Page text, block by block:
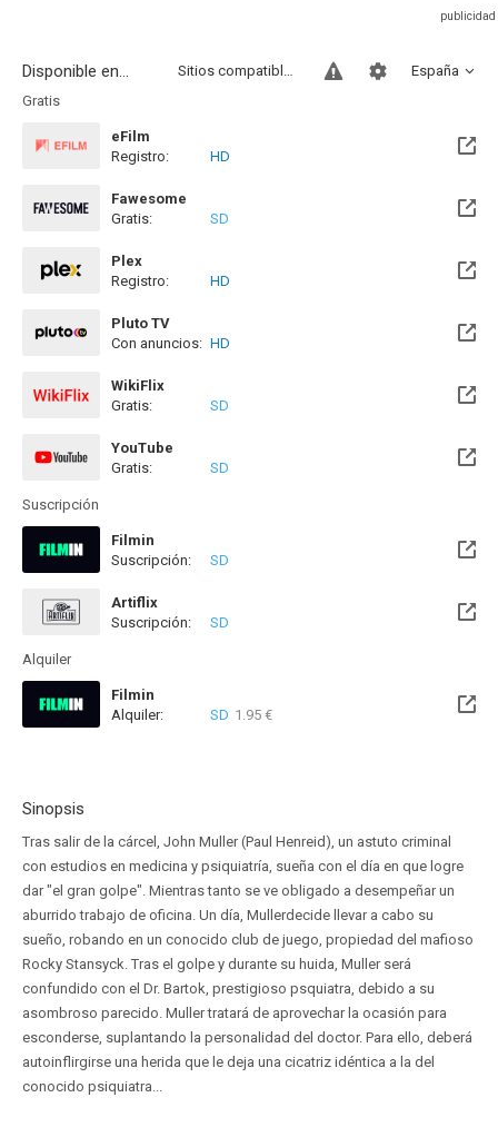
Disponible en... España
Sitios compatibles
Gratis
eFilm
Registro:
HD
Fawesome
Gratis:
SD
Plex
Registro:
HD
Pluto TV
Con anuncios: HD
WikiFlix
Gratis:
SD
YouTube
Gratis:
SD
Suscripción
Filmin
Disponible hasta el Mié, 31 Dic 2031 (Quedan 5 años)
Suscripción: SD
Artiflix
Suscripción:
SD
Alquiler
Filmin
Disponible hasta el Mié, 31 Dic 2031 (Quedan 5 años)
Alquiler: SD 1.95 €
Sinopsis
Tras salir de la cárcel, John Muller (Paul Henreid), un astuto criminal
con estudios en medicina y psiquiatría, sueña con el día en que logre
dar "el gran golpe". Mientras tanto se ve obligado a desempeñar un
aburrido trabajo de oficina. Un día, Mullerdecide llevar a cabo su
sueño, robando en un conocido club de juego, propiedad del mafioso
Rocky Stansyck. Tras el golpe y durante su huida, Muller será
confundido con el Dr. Bartok, prestigioso psquiatra, debido a su
asombroso parecido. Muller tratará de aprovechar la ocasión para
esconderse, suplantando la personalidad del doctor. Para ello, deberá
autoinflirgirse una herida que le deja una cicatriz idéntica a la del
conocido psiquiatra...